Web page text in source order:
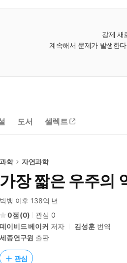
강제 새
계속해서 문제가 발생한
도서 셀렉트
과학 자연과학
가장 짧은 우주의
빅뱅 이후 138억 년
0
(0) 관심 0
데이비드 베이커 저자 김성훈 번역
세종연구원 출판
관심